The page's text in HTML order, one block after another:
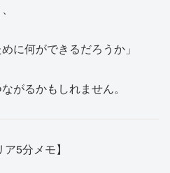
に何ができるだろうか」
がるかもしれません。
5分メモ】